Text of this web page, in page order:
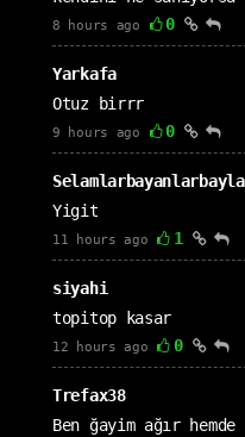
8 hours ago 0
Yarkafa
Otuz birrr
9 hours ago 0
Yigit
11 hours ago 1
siyahi
topitop kasar
12 hours ago 0
Trefax38
Ben ğayim ağır